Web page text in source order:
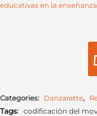
educativas en la
Categories: Danzaratte,
Tags: codificación del